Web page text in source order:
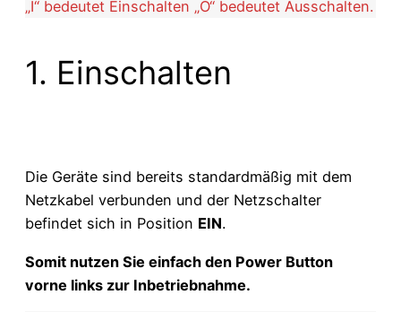
„I“ bedeutet Einschalten „O“ bedeutet Ausschalten.
1. Einschalten
Die Geräte sind bereits standardmäßig mit dem
Netzkabel verbunden und der Netzschalter
befindet sich in Position EIN.
Somit nutzen Sie einfach den Power Button
vorne links zur Inbetriebnahme.